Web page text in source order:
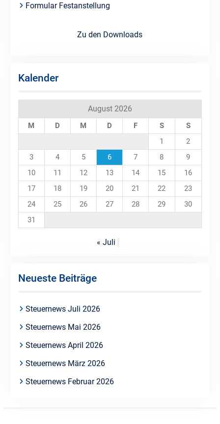
Formular Festanstellung
Zu den Downloads
Kalender
August 2026
M D M D F S
S
1
2
3
4 5 6 7 8
9
10
11 12 13 14 15
16
17
18 19 20 21 22
23
24
25 26 27 28 29
30
31
« Juli
Neueste Beiträge
Steuernews Juli 2026
Steuernews Mai 2026
Steuernews April 2026
Steuernews März 2026
Steuernews Februar 2026